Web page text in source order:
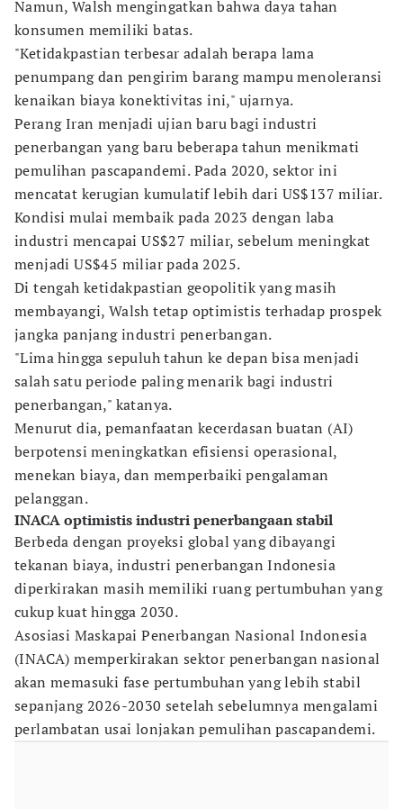
Namun, Walsh mengingatkan bahwa daya tahan
konsumen memiliki batas.
"Ketidakpastian terbesar adalah berapa lama
penumpang dan pengirim barang mampu menoleransi
kenaikan biaya konektivitas ini," ujarnya.
Perang Iran menjadi ujian baru bagi industri
penerbangan yang baru beberapa tahun menikmati
pemulihan pascapandemi. Pada 2020, sektor ini
mencatat kerugian kumulatif lebih dari US$137 miliar.
Kondisi mulai membaik pada 2023 dengan laba
industri mencapai US$27 miliar, sebelum meningkat
menjadi US$45 miliar pada 2025.
Di tengah ketidakpastian geopolitik yang masih
membayangi, Walsh tetap optimistis terhadap prospek
jangka panjang industri penerbangan.
"Lima hingga sepuluh tahun ke depan bisa menjadi
salah satu periode paling menarik bagi industri
penerbangan," katanya.
Menurut dia, pemanfaatan kecerdasan buatan (AI)
berpotensi meningkatkan efisiensi operasional,
menekan biaya, dan memperbaiki pengalaman
pelanggan.
INACA optimistis industri penerbangaan stabil
Berbeda dengan proyeksi global yang dibayangi
tekanan biaya, industri penerbangan Indonesia
diperkirakan masih memiliki ruang pertumbuhan yang
cukup kuat hingga 2030.
Asosiasi Maskapai Penerbangan Nasional Indonesia
(INACA) memperkirakan sektor penerbangan nasional
akan memasuki fase pertumbuhan yang lebih stabil
sepanjang 2026-2030 setelah sebelumnya mengalami
perlambatan usai lonjakan pemulihan pascapandemi.